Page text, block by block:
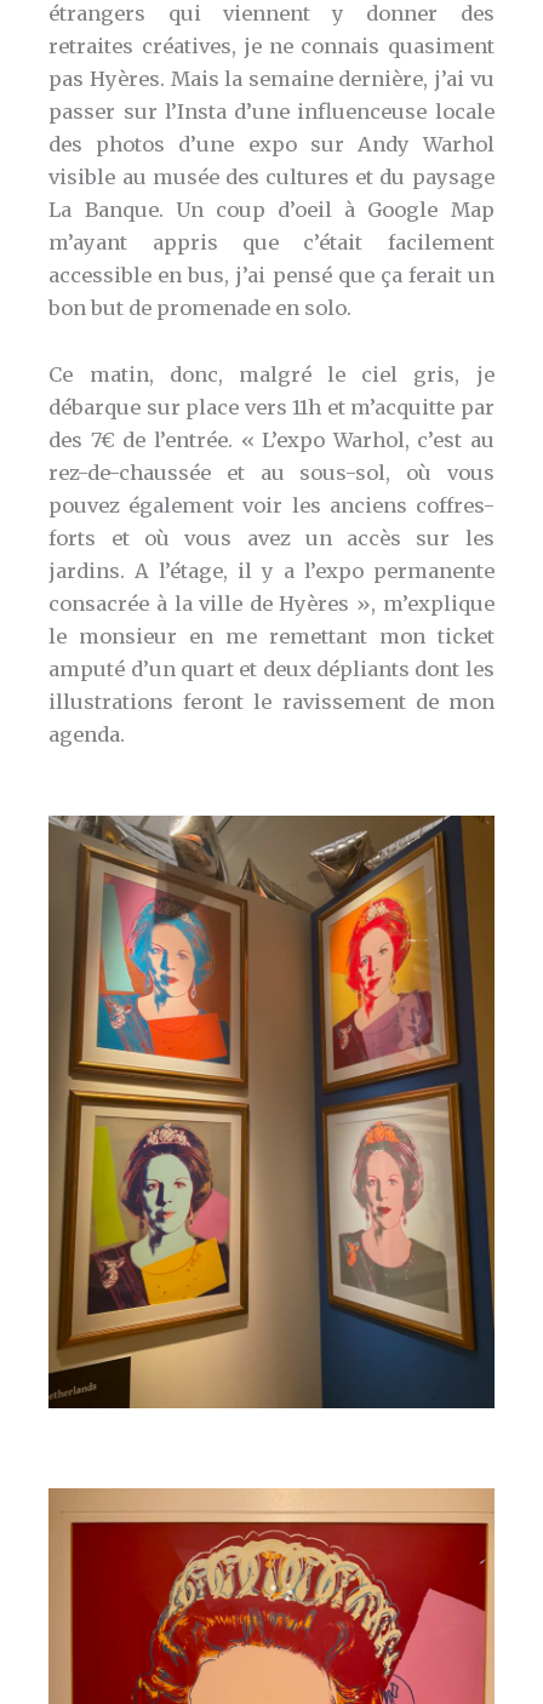
étrangers qui viennent y donner des
retraites créatives, je ne connais quasiment
pas Hyères. Mais la semaine dernière, j’ai vu
passer sur l’Insta d’une influenceuse locale
des photos d’une expo sur Andy Warhol
visible au musée des cultures et du paysage
La Banque. Un coup d’oeil à Google Map
m’ayant appris que c’était facilement
accessible en bus, j’ai pensé que ça ferait un
bon but de promenade en solo.
Ce matin, donc, malgré le ciel gris, je
débarque sur place vers 11h et m’acquitte par
des 7€ de l’entrée. « L’expo Warhol, c’est au
rez-de-chaussée et au sous-sol, où vous
pouvez également voir les anciens coffres-
forts et où vous avez un accès sur les
jardins. A l’étage, il y a l’expo permanente
consacrée à la ville de Hyères », m’explique
le monsieur en me remettant mon ticket
amputé d’un quart et deux dépliants dont les
illustrations feront le ravissement de mon
agenda.